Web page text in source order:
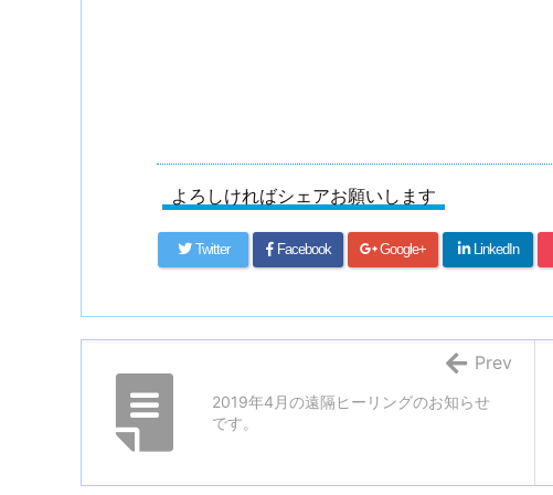
よろしければシェアお願いします
Twitter Facebook Google+ LinkedIn
2019年4月の遠隔ヒーリングのお知らせ
です。
Prev